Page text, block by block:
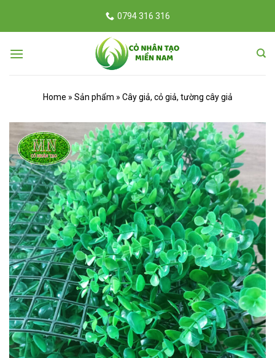
0794 316 316
Home Sản phẩm Cây giả, cỏ giả, tường cây giả